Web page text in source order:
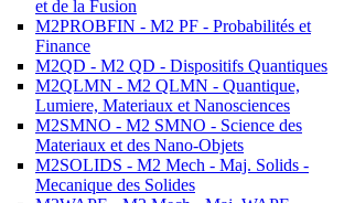
et de la Fusion
M2PROBFIN - M2 PF - Probabilités et
Finance
M2QD - M2 QD - Dispositifs Quantiques
M2QLMN - M2 QLMN - Quantique,
Lumiere, Materiaux et Nanosciences
M2SMNO - M2 SMNO - Science des
Materiaux et des Nano-Objets
M2SOLIDS - M2 Mech - Maj. Solids -
Mecanique des Solides